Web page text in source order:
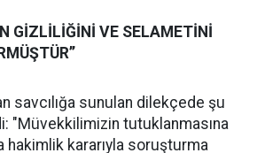
GİZLİLİĞİNİ VE SELAMETİNİ
savcılığa sunulan dilekçede şu
"Müvekkilimizin tutuklanmasına
hakimlik kararıyla soruşturma